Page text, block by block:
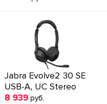
Jabra Evolve2 30 SE
USB-A, UC Stereo
8 939руб.